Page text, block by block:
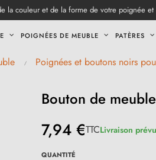
la couleur et de la forme de votre poignée
POIGNÉES DE MEUBLE PATÈRES
Poignées et boutons noirs
Bouton de
7,94 €TTCLivraison
QUANTITÉ